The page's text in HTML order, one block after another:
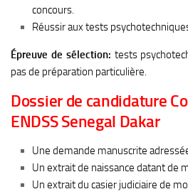
concours.
Réussir aux tests
Épreuve de sélection: tests
pas de préparation particulière.
Dossier de candidature
ENDSS Senegal Dakar
Une demande manuscrite
Un extrait de naissance datant de
Un extrait du casier judiciaire de